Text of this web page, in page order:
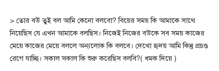
> তোর বউ তুই বল আমি কেনো বলবো? বিয়ের সময় কি আমাকে সাথে
নিয়েছিস যে এখন আমাকে বলছিস। নিজেই নিজের বউকে সব সময় কাজের
মেয়ে কাজের মেয়ে বললে অন্যলোক কি বলবে। দেখো হৃদয় আমি কিন্তু প্রচণ্ড
রেগে যাচ্ছি। সকাল সকাল কি শুরু করেছিস বলবি?( ধমক দিয়ে )